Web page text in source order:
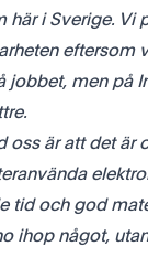
här i Sverige. Vi
eftersom
jobbet, men på
oss är att det är
tid och god
ihop något,